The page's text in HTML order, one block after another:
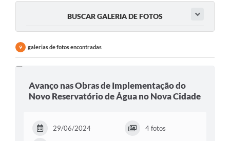
Obras Públicas
Legislação
BUSCAR GALERIA DE FOTOS
9 galerias de fotos encontradas
Avanço nas Obras de Implementação do
Novo Reservatório de Água no Nova Cidade
29/06/2024 4 fotos